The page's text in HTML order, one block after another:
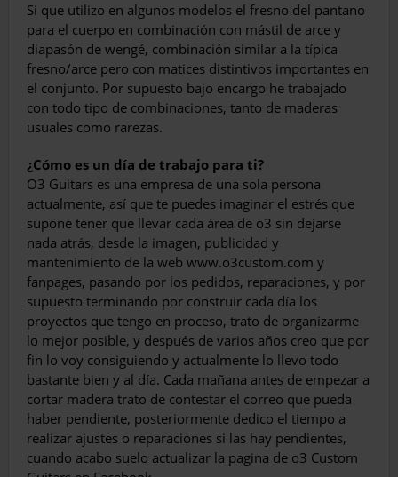
Si que utilizo en algunos modelos el fresno del pantano
para el cuerpo en combinación con mástil de arce y
diapasón de wengé, com­binación similar a la típica
fresno/arce pero con matices distintivos importantes en
el con­junto. Por supuesto bajo encargo he trabajado
con todo tipo de combinaciones, tanto de maderas
usuales como rarezas.
¿Cómo es un día de trabajo para ti?
O3 Guitars es una empresa de una sola per­sona
actualmente, así que te puedes imaginar el estrés que
supone tener que llevar cada área de o3 sin dejarse
nada atrás, desde la imagen, publicidad y
mantenimiento de la web www.o3custom.com y
fanpages, pasando por los pedidos, reparaciones, y por
supuesto ter­minando por construir cada día los
proyectos que tengo en proceso, trato de organizarme
lo mejor posible, y después de varios años creo que por
fin lo voy consiguiendo y actualmente lo llevo todo
bastante bien y al día. Cada maña­na antes de empezar a
cortar madera trato de contestar el correo que pueda
haber pendien­te, posteriormente dedico el tiempo a
realizar ajustes o reparaciones si las hay pendientes,
cuando acabo suelo actualizar la pagina de o3 Custom